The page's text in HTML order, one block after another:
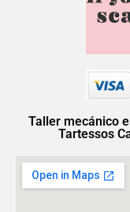
Taller mecánico
Tartessos